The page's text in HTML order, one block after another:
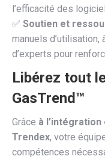
l’efficacité des
✅ Soutien et
manuels d’utilisation,
d’experts pour
Libérez tout
GasTrend™
Grâce à
Trendex, votre
compétences